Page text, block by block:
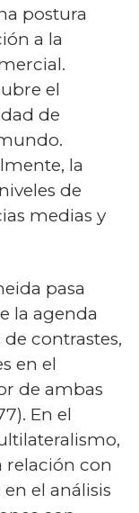
postura
a la
el
de
la
de
medias y
pasa
la agenda
contrastes,
en el
de ambas
En el
relación con
el análisis